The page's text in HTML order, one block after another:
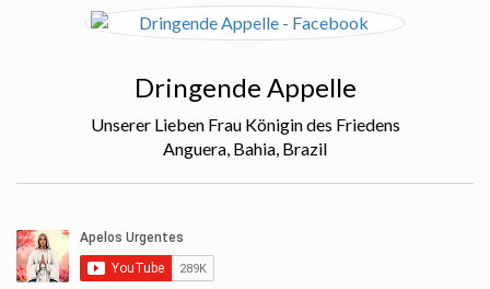
Dringende Appelle
Unserer Lieben Frau Königin des Friedens
Anguera, Bahia, Brazil